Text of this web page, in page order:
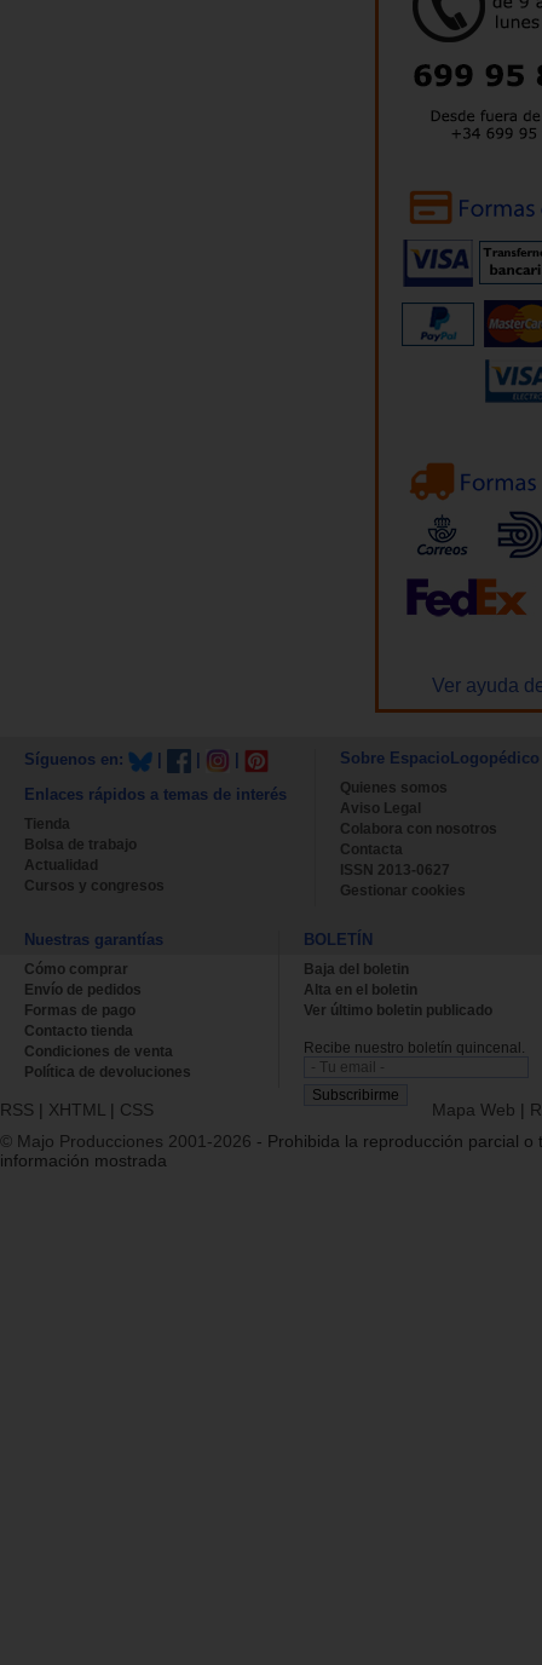
Ver ayuda
Síguenos en:
Enlaces rápidos a temas de interés
Tienda
Bolsa de trabajo
Actualidad
Cursos y congresos
Sobre EspacioLogopédico
Quienes somos
Aviso Legal
Colabora con nosotros
Contacta
ISSN 2013-0627
Gestionar cookies
Nuestras garantías
Cómo comprar
Envío de pedidos
Formas de pago
Contacto tienda
Condiciones de venta
Política de devoluciones
BOLETÍN
Baja del boletin
Alta en el boletin
Ver último boletin publicado
Recibe nuestro boletín quincenal.
RSS | XHTML | CSS Mapa Web |
© Majo Producciones 2001-2026 - Prohibida la reproducción parcial o
información mostrada